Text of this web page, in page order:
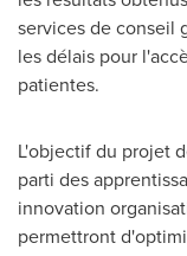
services de conseil
les délais pour
patientes.
L'objectif du projet
parti des
innovation
permettront